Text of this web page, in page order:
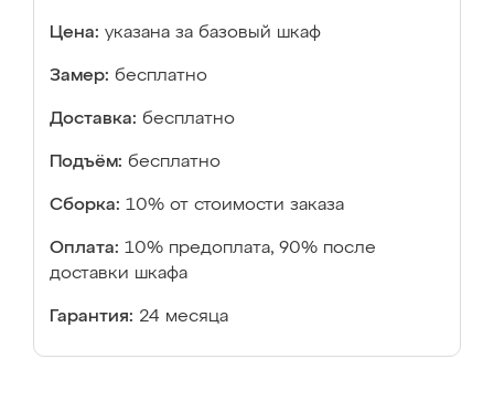
Цена: указана за базовый шкаф
Замер: бесплатно
Доставка: бесплатно
Подъём: бесплатно
Сборка: 10% от стоимости заказа
Оплата: 10% предоплата, 90% после
доставки шкафа
Гарантия: 24 месяца